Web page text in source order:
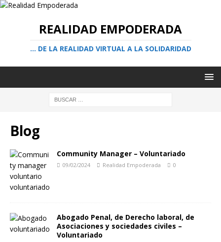
REALIDAD EMPODERADA
… DE LA REALIDAD VIRTUAL A LA SOLIDARIDAD
Blog
Community Manager – Voluntariado
09/02/2024 Realidad Empoderada 0
Abogado Penal, de Derecho laboral, de
Asociaciones y sociedades civiles –
Voluntariado